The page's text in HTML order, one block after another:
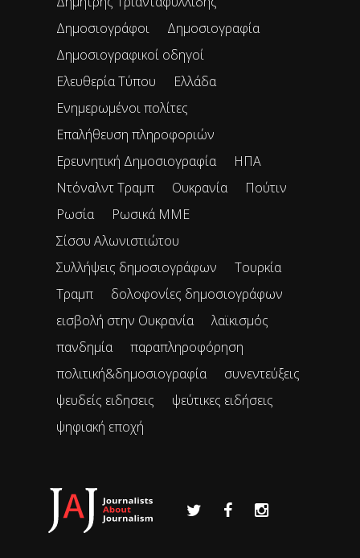
Δημοσιογράφοι
Δημοσιογραφία
Δημοσιογραφικοί οδηγοί
Ελευθερία Τύπου
Ελλάδα
Ενημερωμένοι πολίτες
Επαλήθευση πληροφοριών
Ερευνητική Δημοσιογραφία
ΗΠΑ
Ντόναλντ Τραμπ
Ουκρανία
Πούτιν
Ρωσία
Ρωσικά ΜΜΕ
Σίσσυ Αλωνιστιώτου
Συλλήψεις δημοσιογράφων
Τουρκία
Τραμπ
δολοφονίες δημοσιογράφων
εισβολή στην Ουκρανία
λαϊκισμός
πανδημία
παραπληροφόρηση
πολιτική&δημοσιογραφία
συνεντεύξεις
ψευδείς ειδησεις
ψεύτικες ειδήσεις
ψηφιακή εποχή